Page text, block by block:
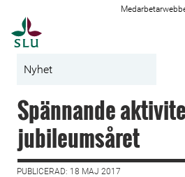
Nyhet
Spännande
jubileumsåret
PUBLICERAD: 18 MAJ 2017